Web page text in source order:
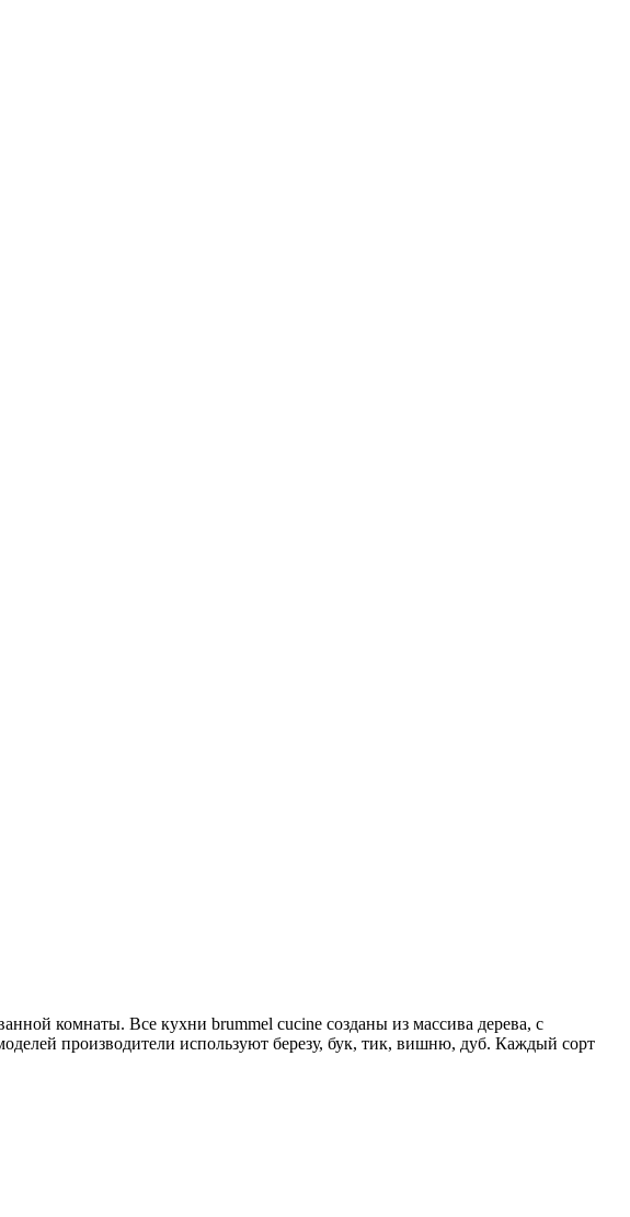
комнаты. Все кухни brummel cucine созданы из массива дерева, с
производители используют березу, бук, тик, вишню, дуб. Каждый сорт